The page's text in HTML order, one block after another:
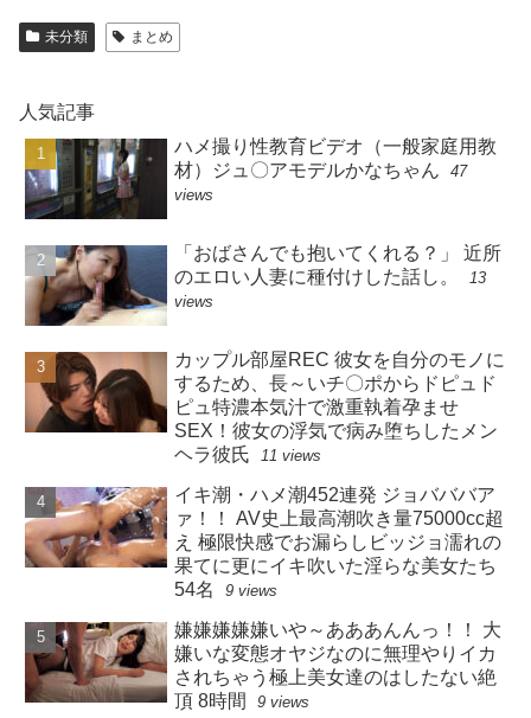
未分類 まとめ
人気記事
ハメ撮り性教育ビデオ（一般家庭用教
材）ジュ〇アモデルかなちゃん
47
views
「おばさんでも抱いてくれる？」 近所
のエロい人妻に種付けした話し。
13
views
カップル部屋REC 彼女を自分のモノに
するため、長～いチ〇ポからドピュド
ピュ特濃本気汁で激重執着孕ませ
SEX！彼女の浮気で病み堕ちしたメン
ヘラ彼氏
11 views
イキ潮・ハメ潮452連発 ジョバババア
ァ！！ AV史上最高潮吹き量75000cc超
え 極限快感でお漏らしビッジョ濡れの
果てに更にイキ吹いた淫らな美女たち
54名
9 views
嫌嫌嫌嫌嫌いや～あああんんっ！！ 大
嫌いな変態オヤジなのに無理やりイカ
されちゃう極上美女達のはしたない絶
頂 8時間
9 views